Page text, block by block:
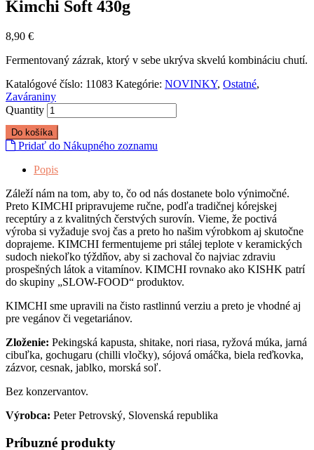
Kimchi Soft 430g
8,90 €
Fermentovaný zázrak, ktorý v sebe ukrýva skvelú kombináciu chutí.
Katalógové číslo: 11083 Kategórie: NOVINKY, Ostatné,
Zaváraniny
Quantity
Do košíka
Pridať do Nákupného zoznamu
Popis
Záleží nám na tom, aby to, čo od nás dostanete bolo výnimočné.
Preto KIMCHI pripravujeme ručne, podľa tradičnej kórejskej
receptúry a z kvalitných čerstvých surovín. Vieme, že poctivá
výroba si vyžaduje svoj čas a preto ho našim výrobkom aj skutočne
doprajeme. KIMCHI fermentujeme pri stálej teplote v keramických
sudoch niekoľko týždňov, aby si zachoval čo najviac zdraviu
prospešných látok a vitamínov. KIMCHI rovnako ako KISHK patrí
do skupiny „SLOW-FOOD“ produktov.
KIMCHI sme upravili na čisto rastlinnú verziu a preto je vhodné aj
pre vegánov či vegetariánov.
Zloženie: Pekingská kapusta, shitake, nori riasa, ryžová múka, jarná
cibuľka, gochugaru (chilli vločky), sójová omáčka, biela reďkovka,
zázvor, cesnak, jablko, morská soľ.
Bez konzervantov.
Výrobca: Peter Petrovský, Slovenská republika
Príbuzné produkty